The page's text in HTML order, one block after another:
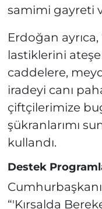
samimi gayreti
Erdoğan
lastiklerini
caddelere,
iradeyi canı
çiftçilerimize
şükranlarımı
kullandı.
Destek
“'Kırsalda